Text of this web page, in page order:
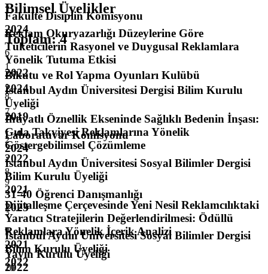
7
Reklam Okuryazarlığı Düzeylerine Göre
Tüketicilerin Rasyonel ve Duygusal Reklamlara
Yönelik Tutuma Etkisi
2022
8
İhtiyatlı Öznellik Ekseninde Sağlıklı Bedenin İnşası:
Gıda Takviyesi Reklamlarına Yönelik
Göstergebilimsel Çözümleme
2022
9
Dijitalleşme Çerçevesinde Yeni Nesil Reklamcılıktaki
Yaratıcı Stratejilerin Değerlendirilmesi: Ödüllü
Reklamlara Yönelik İçerik Analizi
2021
10
Fakülte Disiplin Komisyonu
2024
6
Bikutu ve Rol Yapma Oyunları Kulübü
2024
7
Laboratuvar Komisyonu
2024
8
31-40 Öğrenci Danışmanlığı
2023
9
Yayın Kurulu Üyeliği
2022
Bilimsel Üyelikler
Toplam:4
1
İstanbul Aydın Üniversitesi Dergisi Bilim Kurulu
Üyeliği
2019
2
İstanbul Aydın Üniversitesi Sosyal Bilimler Dergisi
Bilim Kurulu Üyeliği
2021
3
İstanbul Aydın Üniversitesi Sosyal Bilimler Dergisi
Bilim Kurulu Üyeliği
2022